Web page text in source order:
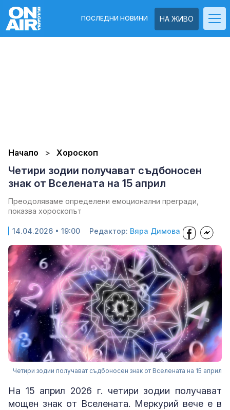
НА ЖИВО
ПОСЛЕДНИ НОВИНИ
Начало Хороскоп
Четири зодии получават съдбоносен
знак от Вселената на 15 април
Преодоляваме определени емоционални прегради,
показва хороскопът
14.04.2026 • 19:00 Редактор: Вяра Димова
Четири зодии получават съдбоносен знак от Вселената на 15 април
На 15 април 2026 г. четири зодии получават
мощен знак от Вселената. Меркурий вече е в